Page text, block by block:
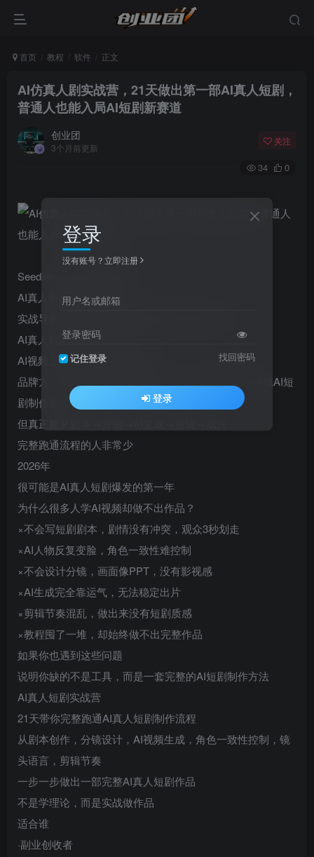
首页 教程 软件 正文
AI仿真人剧实战营，21天做出第一部AI真人短剧，
普通人也能入局AI短剧新赛道
创业团
3个月前更新
关注
34 0
Seedance/Vidu/可灵/即梦
AI真人短剧全流程实战
实战导师全程陪跑·小白也能做出电影感AI短剧
AI真人短剧风口正在到来
AI视频正在进入真人短剧时代
品牌方、MCN机构、短视频团队、内容创业者都在寻找AI短
剧制作能力
但真正能从剧本→分镜→AI生成→剪辑→成片
完整跑通流程的人非常少
2026年
很可能是AI真人短剧爆发的第一年
为什么很多人学AI视频却做不出作品？
×不会写短剧剧本，剧情没有冲突，观众3秒划走
×AI人物反复变脸，角色一致性难控制
×不会设计分镜，画面像PPT，没有影视感
×AI生成完全靠运气，无法稳定出片
×剪辑节奏混乱，做出来没有短剧质感
×教程囤了一堆，却始终做不出完整作品
如果你也遇到这些问题
说明你缺的不是工具，而是一套完整的AI短剧制作方法
AI真人短剧实战营
21天带你完整跑通AI真人短剧制作流程
从剧本创作，分镜设计，AI视频生成，角色一致性控制，镜
头语言，剪辑节奏
一步一步做出一部完整AI真人短剧作品
不是学理论，而是实战做作品
适合谁
·副业创收者
登录
没有账号？立即注册
用户名或邮箱
登录密码
记住登录 找回密码
登录